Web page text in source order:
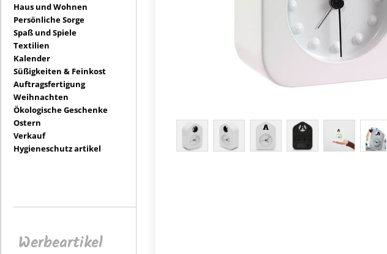
Haus und Wohnen
Persönliche Sorge
Spaß und Spiele
Textilien
Kalender
Süßigkeiten & Feinkost
Auftragsfertigung
Weihnachten
Ökologische Geschenke
Ostern
Verkauf
Hygieneschutz artikel
Werbeartikel